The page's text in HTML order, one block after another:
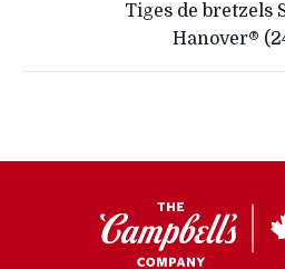
Tiges de bretzels
Hanover®